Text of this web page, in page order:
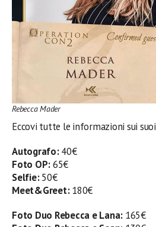
Rebecca Mader
Eccovi tutte le informazioni sui suoi
Autografo:40€
Foto OP:65€
Selfie:50€
Meet&Greet:180€
Foto Duo Rebecca e Lana: 165€